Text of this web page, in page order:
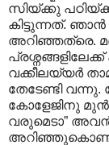
സിയ്ക്കു
കിട്ടുന്നത്.
അറിഞ്ഞത്രെ.
വക്കീലയ്യർ
തേടേണ്ടി വന്നു.
കോളേജിനു
വരുമെടാ”
അറിഞ്ഞുകൊണ്ട്?